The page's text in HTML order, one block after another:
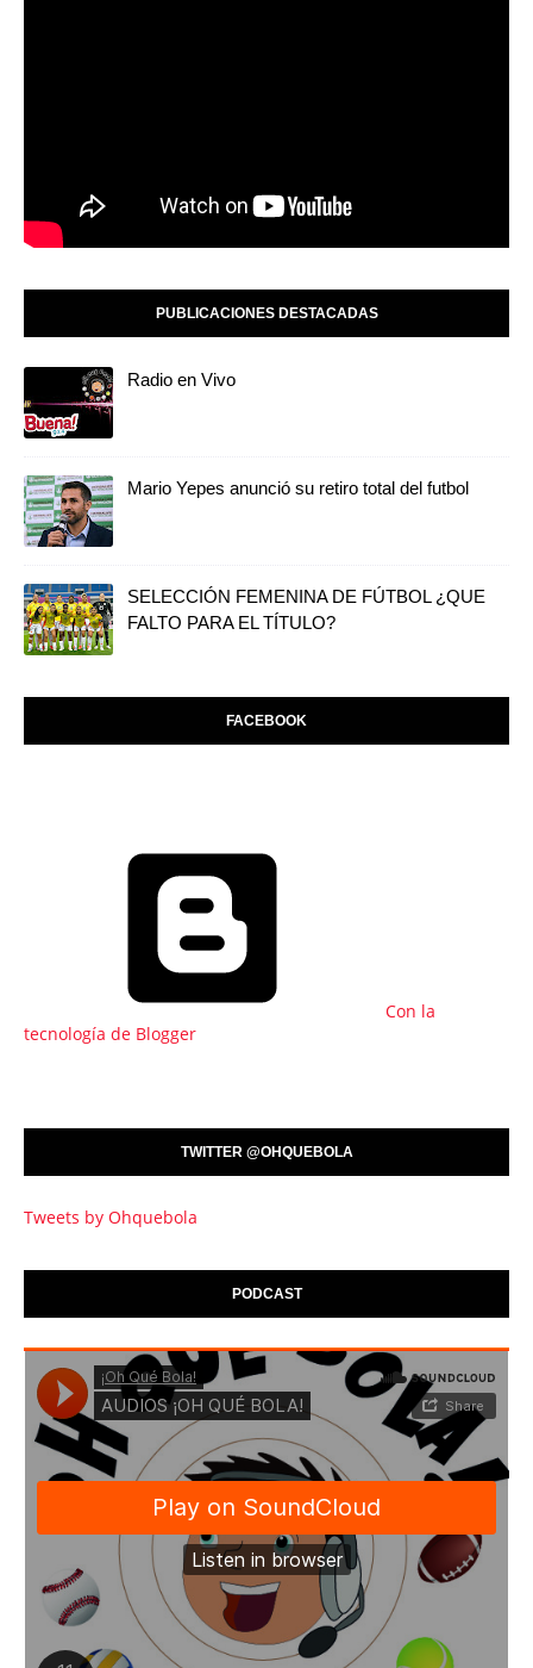
PUBLICACIONES DESTACADAS
Radio en Vivo
Mario Yepes anunció su retiro total del futbol
SELECCIÓN FEMENINA DE FÚTBOL ¿QUE
FALTO PARA EL TÍTULO?
FACEBOOK
Con la
tecnología de Blogger
TWITTER @OHQUEBOLA
Tweets by Ohquebola
PODCAST